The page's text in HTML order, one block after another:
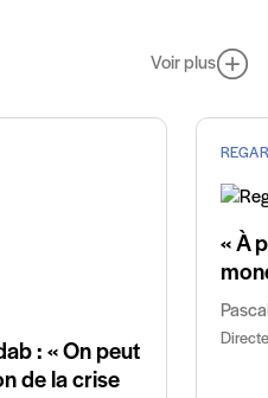
Voir plus
: « On peut
de la crise
« À